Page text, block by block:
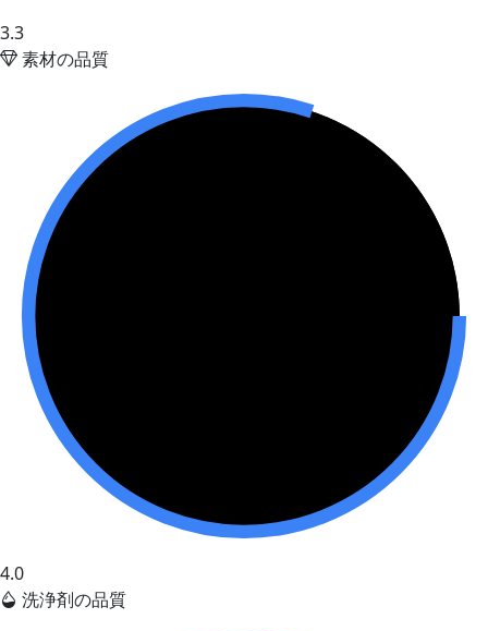
3.3
素材の品質
4.0
洗浄剤の品質